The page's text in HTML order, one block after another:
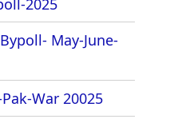
2025
May-June-
War 20025